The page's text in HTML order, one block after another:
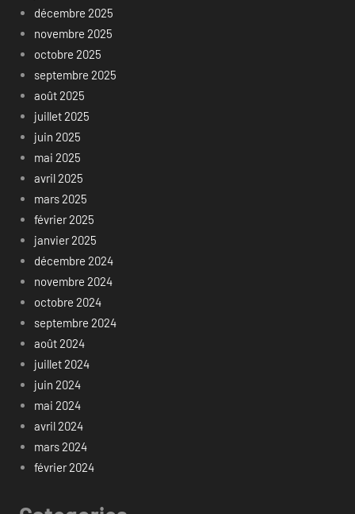
décembre 2025
novembre 2025
octobre 2025
septembre 2025
août 2025
juillet 2025
juin 2025
mai 2025
avril 2025
mars 2025
février 2025
janvier 2025
décembre 2024
novembre 2024
octobre 2024
septembre 2024
août 2024
juillet 2024
juin 2024
mai 2024
avril 2024
mars 2024
février 2024